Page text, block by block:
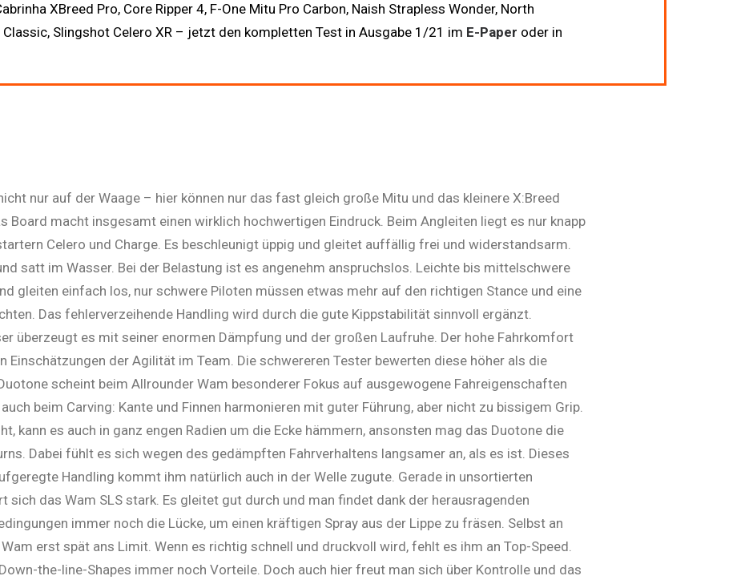
XBreed Pro, Core Ripper 4, F-One Mitu Pro Carbon, Naish Strapless Wonder, North
Classic, Slingshot Celero XR – jetzt den kompletten Test in Ausgabe 1/21 im E-Paper oder in
nur auf der Waage – hier können nur das fast gleich große Mitu und das kleinere X:Breed
Board macht insgesamt einen wirklich hochwer­ti­gen Eindruck. Beim Angleiten liegt es nur knapp
Celero und Charge. Es beschleunigt üppig und gleitet auffällig frei und widerstands­arm.
satt im Wasser. Bei der Belastung ist es angenehm anspruchs­los. Leichte bis mittelschwere
gleiten einfach los, nur schwere Piloten müssen etwas mehr auf den richtigen Stance und eine
Das fehlerverzeihende Handling wird durch die gute Kippstabilität sinnvoll ergänzt.
überzeugt es mit seiner enormen Dämpfung und der großen Laufruhe. Der hohe Fahrkomfort
Einschätzungen der Agilität im Team. Die schwereren Tester bewerten diese höher als die
scheint beim Allrounder Wam besonderer Fokus auf ausgewogene Fahreigen­schaften
beim Carving: Kante und Finnen harmonieren mit guter Füh­rung, aber nicht zu bissigem Grip.
kann es auch in ganz engen Radien um die Ecke hämmern, ansonsten mag das Duo­to­ne die
Dabei fühlt es sich wegen des ge­dämpften Fahr­ver­hal­tens lang­sa­mer an, als es ist. Die­ses
Hand­ling kommt ihm na­türlich auch in der Welle zugute. Gerade in un­sortier­ten
sich das Wam SLS stark. Es gleitet gut durch und man findet dank der herausragenden
immer noch die Lücke, um einen kräftigen Spray aus der Lippe zu fräsen. Selbst an
erst spät ans Limit. Wenn es rich­tig schnell und druckvoll wird, fehlt es ihm an Top-Speed.
the-­line-­Shapes im­mer noch Vorteile. Doch auch hier freut man sich über Kontrolle und das